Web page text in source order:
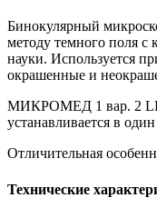
Бинокулярный
методу темного поля с
науки. Используется
окрашенные и
МИКРОМЕД 1 вар. 2 LED
устанавливается в
Отличительная
Технические